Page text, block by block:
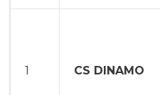
1 CS DINAMO